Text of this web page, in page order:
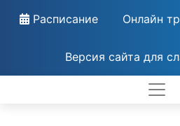
Расписание Онлайн
Версия сайта для